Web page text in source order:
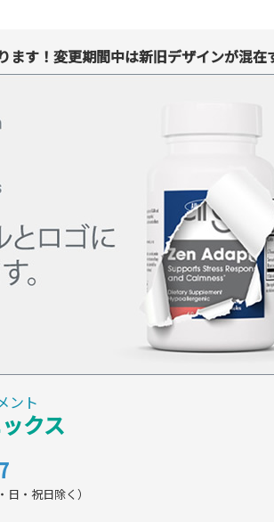
ます！変更期間中は新旧デザインが混在
ント
クス
・祝日除く）